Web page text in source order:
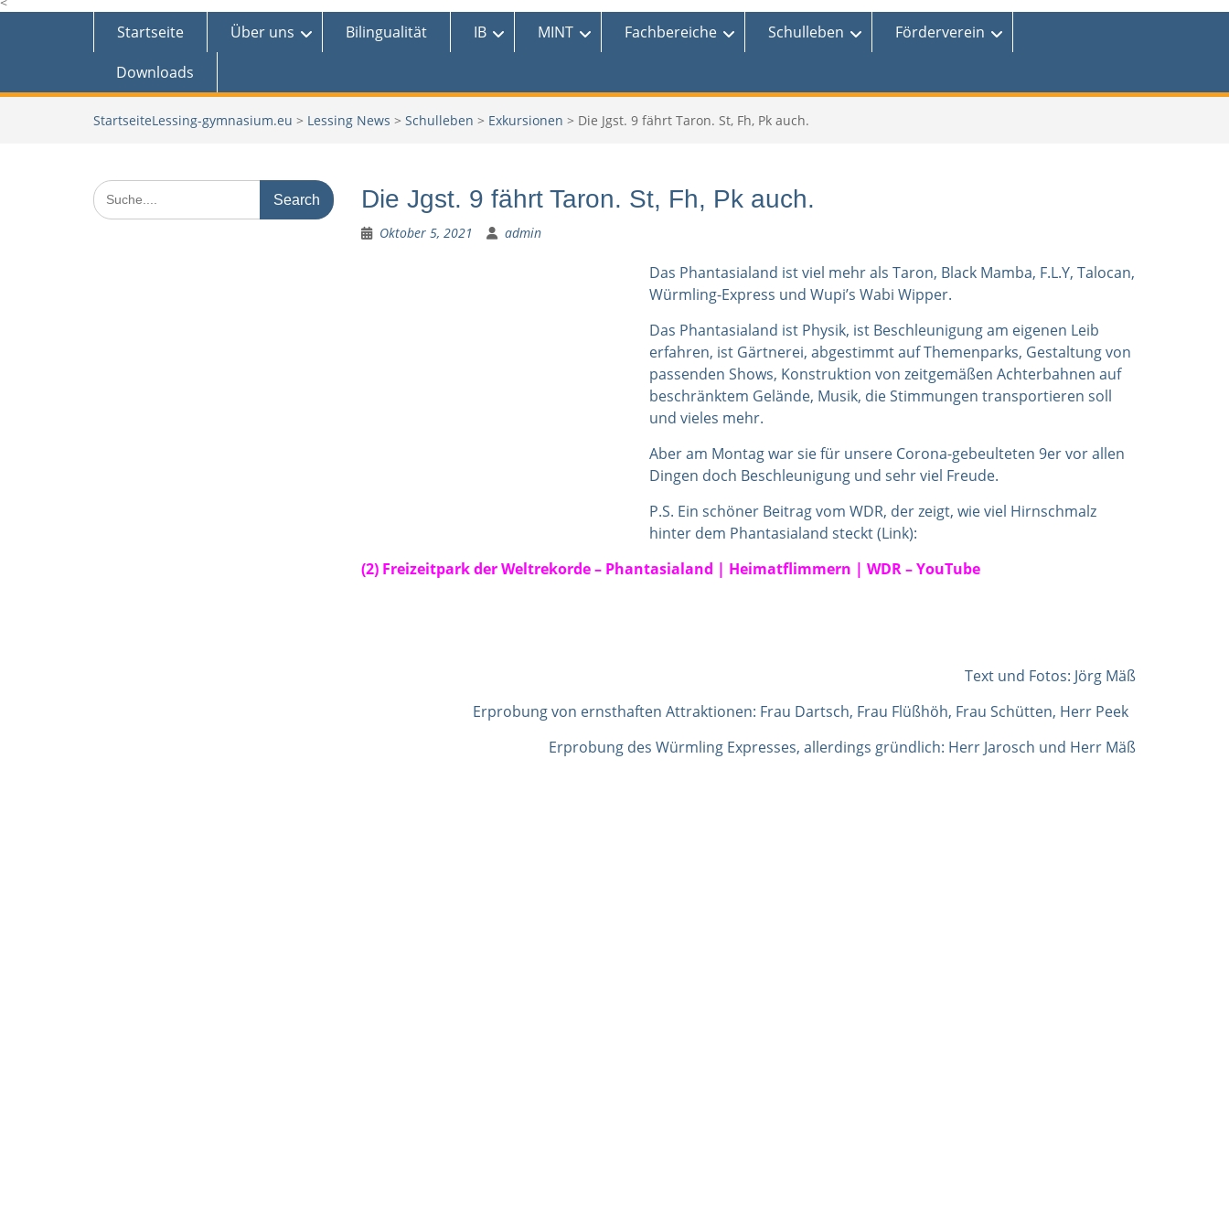
Startseite Über uns Bilingualität IB MINT Fachbereiche Schulleben
Förderverein
Downloads
Lessing-gymnasium.eu > Lessing News > Schulleben > Exkursionen > Die Jgst. 9 fährt Taron. St, Fh, Pk auch.
Die Jgst. 9 fährt Taron. St, Fh, Pk auch.
Oktober 5, 2021 admin
Das Phantasialand ist viel mehr als Taron, Black Mamba, F.L.Y, Talocan,
Würmling-Express und Wupi’s Wabi Wipper.
Das Phantasialand ist Physik, ist Beschleunigung am eigenen Leib
erfahren, ist Gärtnerei, abgestimmt auf Themenparks, Gestaltung von
passenden Shows, Konstruktion von zeitgemäßen Achterbahnen auf
beschränktem Gelände, Musik, die Stimmungen transportieren soll
und vieles mehr.
Aber am Montag war sie für unsere Corona-gebeulteten 9er vor allen
Dingen doch Beschleunigung und sehr viel Freude.
P.S. Ein schöner Beitrag vom WDR, der zeigt, wie viel Hirnschmalz
hinter dem Phantasialand steckt (Link):
(2) Freizeitpark der Weltrekorde – Phantasialand | Heimatflimmern | WDR – YouTube
Text und Fotos: Jörg Mäß
Erprobung von ernsthaften Attraktionen: Frau Dartsch, Frau Flüßhöh, Frau Schütten, Herr Peek
Erprobung des Würmling Expresses, allerdings gründlich: Herr Jarosch und Herr Mäß
Search
for: